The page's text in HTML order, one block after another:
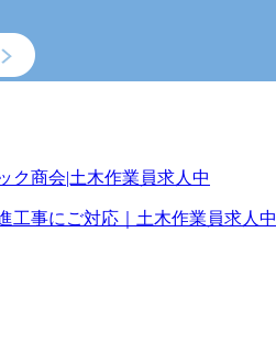
工事にご対応｜土木作業員求人中